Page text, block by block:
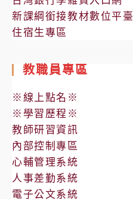
新課綱銜接教材數位平臺
住宿生專區
教職員專區
※線上點名※
※學習歷程※
教師研習資訊
內部控制專區
心輔管理系統
人事差勤系統
電子公文系統